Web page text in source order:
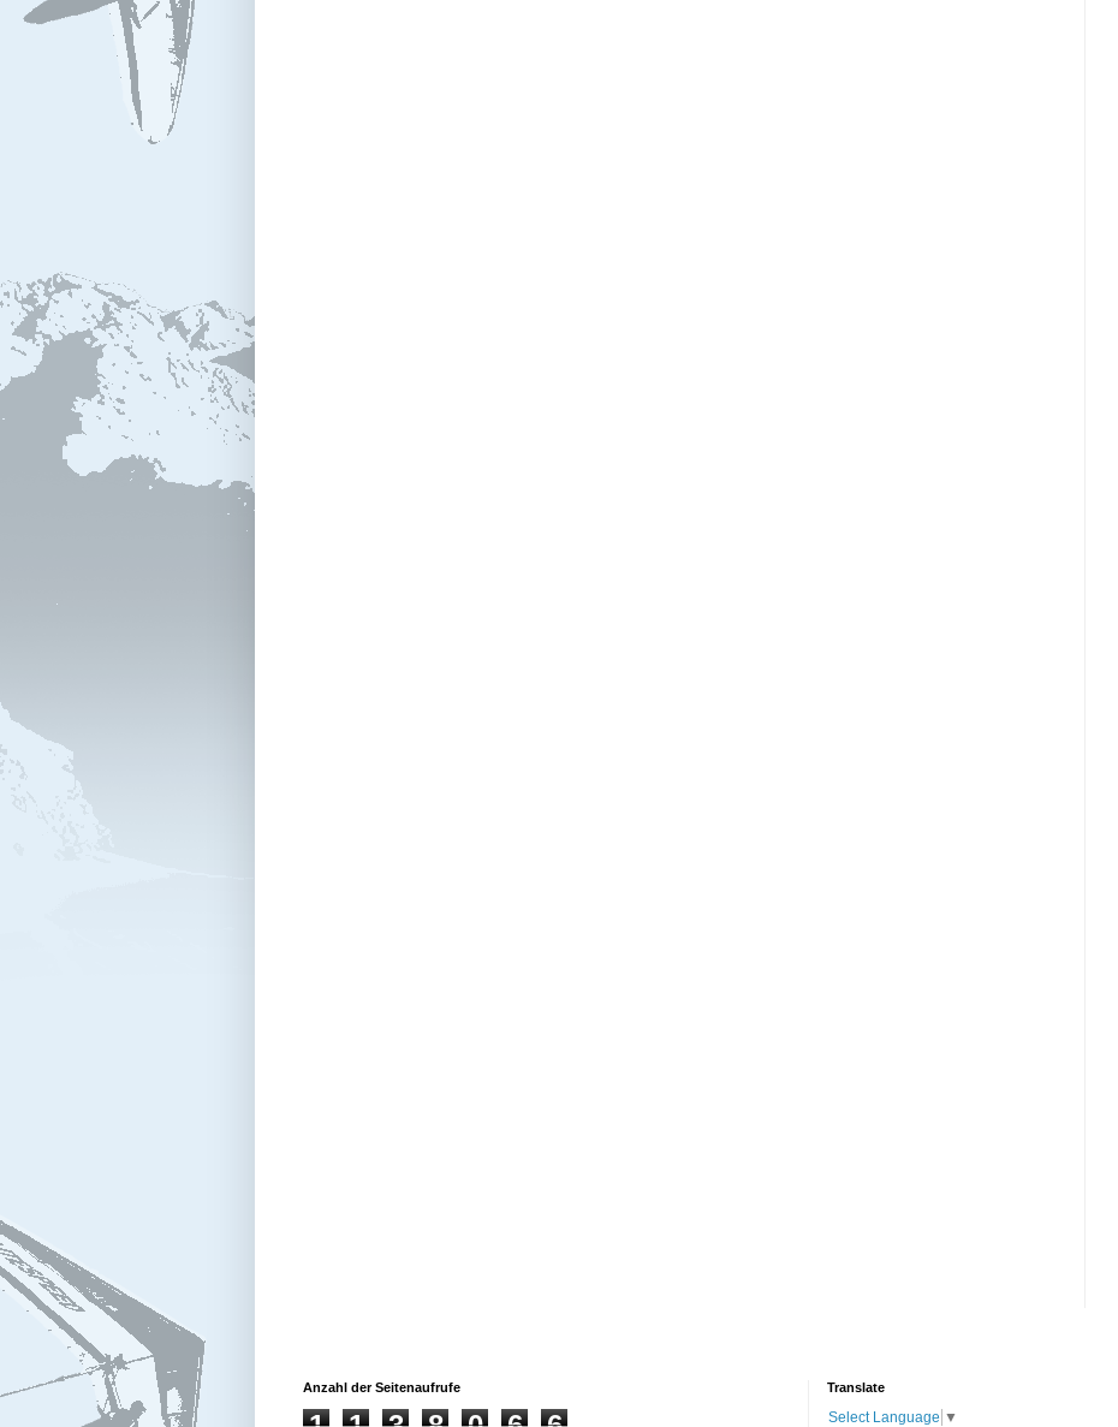
Anzahl der Seitenaufrufe Translate
Select Language ▼